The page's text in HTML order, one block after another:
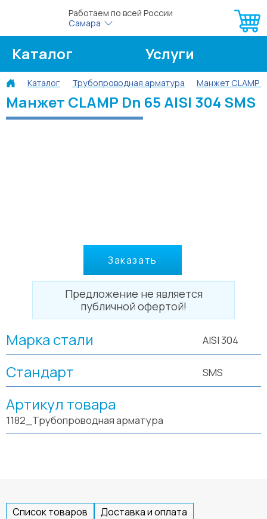
Работаем по всей России
Самара
Каталог
Услуги
О компании
Об оплате
Блог
Каталог Трубопроводная арматура Манжет CLAMP
Манжет CLAMP Dn 65 AISI 304 SMS
Заказать
Предложение не является
публичной офертой!
Марка стали AISI 304
Стандарт SMS
Артикул товара
1182_Трубопроводная арматура
Список товаров
Доставка и оплата